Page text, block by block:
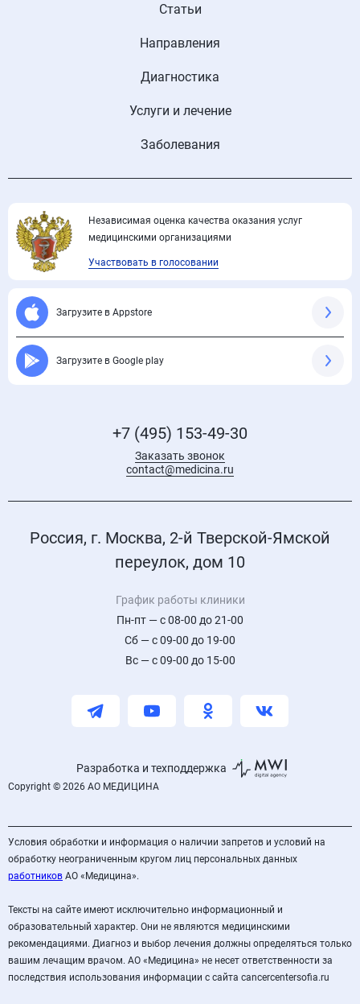
Независимая оценка качества оказания услуг
медицинскими организациями
Участвовать в голосовании
Загрузите в Appstore
Загрузите в Google play
Статьи
Направления
Диагностика
Услуги и лечение
Заболевания
+7 (495) 153-49-30
Заказать звонок
contact@medicina.ru
Россия, г. Москва, 2-й Тверской-Ямской
переулок, дом 10
График работы клиники
Пн-пт — с 08-00 до 21-00
Сб — с 09-00 до 19-00
Вс — с 09-00 до 15-00
Разработка и техподдержка
Copyright © 2026 АО МЕДИЦИНА
Условия обработки и информация о наличии запретов и условий на
обработку неограниченным кругом лиц персональных данных
работников АО «Медицина».
Тексты на сайте имеют исключительно информационный и
образовательный характер. Они не являются медицинскими
рекомендациями. Диагноз и выбор лечения должны определяться только
вашим лечащим врачом. АО «Медицина» не несет ответственности за
последствия использования информации с сайта cancercentersofia.ru